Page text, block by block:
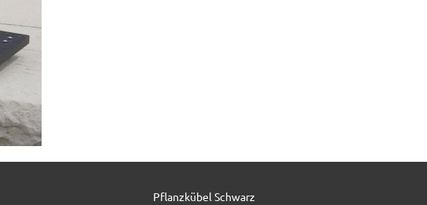
Pflanzkübel Schwarz